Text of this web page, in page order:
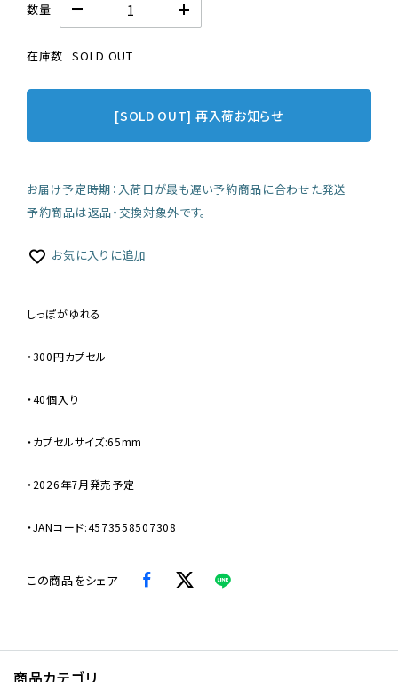
数量
在庫数 SOLD OUT
[SOLD OUT] 再入荷お知らせ
お届け予定時期：入荷日が最も遅い予約商品に合わせた発送
予約商品は返品・交換対象外です。
お気に入りに追加
しっぽがゆれる
・300円カプセル
・40個入り
・カプセルサイズ:65mm
・2026年7月発売予定
・JANコード:4573558507308
この商品をシェア
商品カテゴリ